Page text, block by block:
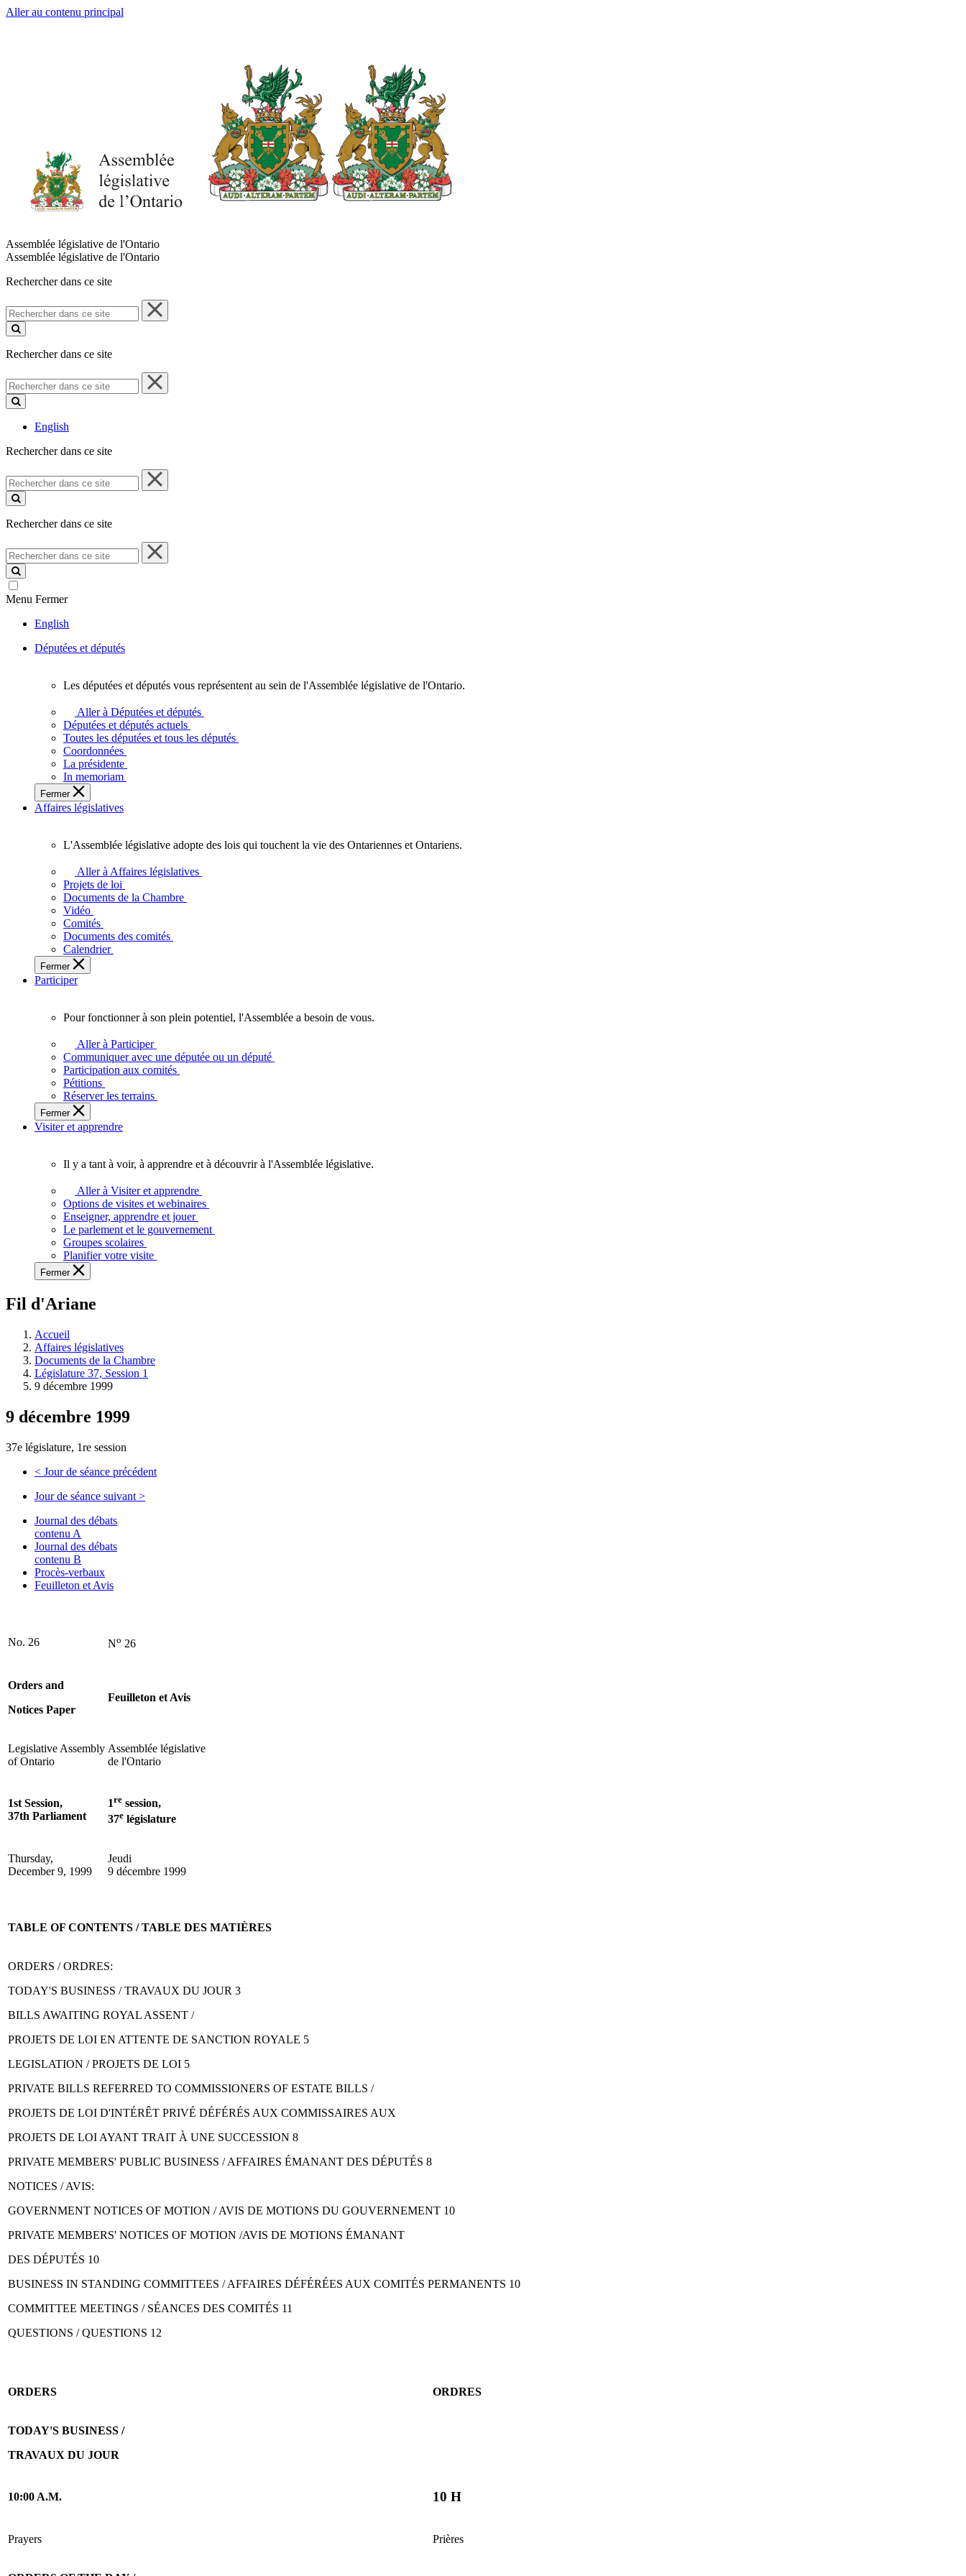
Aller au contenu principal
Assemblée législative de l'Ontario
Assemblée législative de l'Ontario
Rechercher dans ce site
Rechercher
dans
ce
Rechercher dans ce site
Rechercher
dans
ce
English
Rechercher dans ce site
Rechercher
dans
ce
Rechercher dans ce site
Rechercher
dans
ce
site
Menu Fermer
English
Députées et députés
députées
députés
vous
représentent
sein
de
l'Assemblée
l'Ontario.
Les députées et députés vous représentent au sein de l'Assemblée législative de l'Ontario.
Aller à Députées et députés
Députées et députés actuels
Toutes les députées et tous les députés
Coordonnées
La présidente
In memoriam
Fermer
Affaires législatives
législative
adopte
touchent
vie
des
Ontariennes
Ontariens.
L'Assemblée législative adopte des lois qui touchent la vie des Ontariennes et Ontariens.
Aller à Affaires législatives
Projets de loi
Documents de la Chambre
Vidéo
Comités
Documents des comités
Calendrier
Fermer
Participer
fonctionner
plein
potentiel,
l'Assemblée
a
besoin
Pour fonctionner à son plein potentiel, l'Assemblée a besoin de vous.
Aller à Participer
Communiquer avec une députée ou un député
Participation aux comités
Pétitions
Réserver les terrains
Fermer
Visiter et apprendre
voir,
apprendre
et
découvrir
l'Assemblée
législative.
Il y a tant à voir, à apprendre et à découvrir à l'Assemblée législative.
Aller à Visiter et apprendre
Options de visites et webinaires
Enseigner, apprendre et jouer
Le parlement et le gouvernement
Groupes scolaires
Planifier votre visite
Fermer
Fil d'Ariane
Accueil
Affaires législatives
Documents de la Chambre
Législature 37, Session 1
9 décembre 1999
9 décembre 1999
37e législature, 1re session
< Jour de séance précédent
Jour de séance suivant >
Journal des débats
contenu A
Journal des débats
contenu B
Procès-verbaux
Feuilleton et Avis
No. 26 No 26
Orders and
Notices Paper
Feuilleton et Avis
Legislative Assembly
of Ontario
Assemblée législative
de l'Ontario
1st Session,
37th Parliament
1re session,
37e législature
Thursday,
December 9, 1999
Jeudi
9 décembre 1999
TABLE OF CONTENTS / TABLE DES MATIÈRES
ORDERS / ORDRES:
TODAY'S BUSINESS / TRAVAUX DU JOUR 3
BILLS AWAITING ROYAL ASSENT /
PROJETS DE LOI EN ATTENTE DE SANCTION ROYALE 5
LEGISLATION / PROJETS DE LOI 5
PRIVATE BILLS REFERRED TO COMMISSIONERS OF ESTATE BILLS /
PROJETS DE LOI D'INTÉRÊT PRIVÉ DÉFÉRÉS AUX COMMISSAIRES AUX
PROJETS DE LOI AYANT TRAIT À UNE SUCCESSION 8
PRIVATE MEMBERS' PUBLIC BUSINESS / AFFAIRES ÉMANANT DES DÉPUTÉS 8
NOTICES / AVIS:
GOVERNMENT NOTICES OF MOTION / AVIS DE MOTIONS DU GOUVERNEMENT 10
PRIVATE MEMBERS' NOTICES OF MOTION /AVIS DE MOTIONS ÉMANANT
DES DÉPUTÉS 10
BUSINESS IN STANDING COMMITTEES / AFFAIRES DÉFÉRÉES AUX COMITÉS PERMANENTS 10
COMMITTEE MEETINGS / SÉANCES DES COMITÉS 11
QUESTIONS / QUESTIONS 12
ORDERS ORDRES
TODAY'S BUSINESS /
TRAVAUX DU JOUR
10:00 A.M. 10 H
Prayers Prières